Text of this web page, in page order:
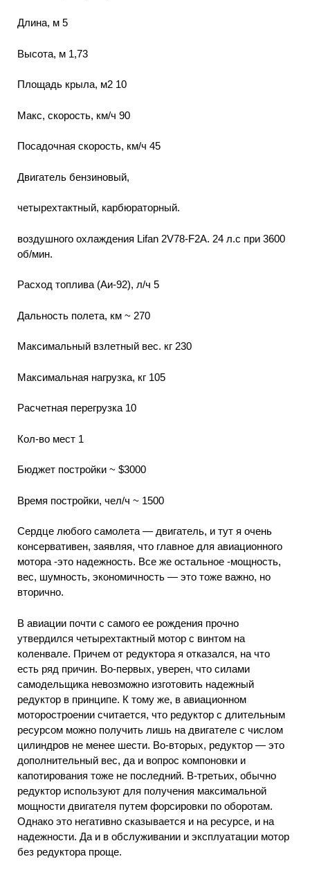
Длина, м 5
Высота, м 1,73
Площадь крыла, м2 10
Макс, скорость, км/ч 90
Посадочная скорость, км/ч 45
Двигатель бензиновый,
четырехтактный, карбюраторный.
воздушного охлаждения Lifan 2V78-F2A. 24 л.с при 3600
об/мин.
Расход топлива (Аи-92), л/ч 5
Дальность полета, км ~ 270
Максимальный взлетный вес. кг 230
Максимальная нагрузка, кг 105
Расчетная перегрузка 10
Кол-во мест 1
Бюджет постройки ~ $3000
Время постройки, чел/ч ~ 1500
Сердце любого самолета — двигатель, и тут я очень
консервативен, заявляя, что главное для авиационного
мотора -это надежность. Все же остальное -мощность,
вес, шумность, экономичность — это тоже важно, но
вторично.
В авиации почти с самого ее рождения прочно
утвердился четырехтактный мотор с винтом на
коленвале. Причем от редуктора я отказался, на что
есть ряд причин. Во-первых, уверен, что силами
самодельщика невозможно изготовить надежный
редуктор в принципе. К тому же, в авиационном
моторостроении считается, что редуктор с длительным
ресурсом можно получить лишь на двигателе с числом
цилиндров не менее шести. Во-вторых, редуктор — это
дополнительный вес, да и вопрос компоновки и
капотирования тоже не последний. В-третьих, обычно
редуктор используют для получения максимальной
мощности двигателя путем форсировки по оборотам.
Однако это негативно сказывается и на ресурсе, и на
надежности. Да и в обслуживании и эксплуатации мотор
без редуктора проще.